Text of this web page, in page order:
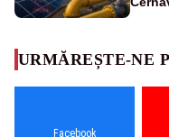
URMĂREȘTE-NE
Facebook